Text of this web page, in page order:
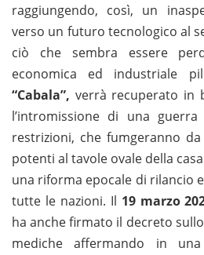
raggiungendo, così, un
verso un futuro tecnologico al
ciò che sembra essere
economica ed industriale
“Cabala”, verrà recuperato in
l’intromissione di una
restrizioni, che fumgeranno
potenti al tavole ovale della
una riforma epocale di rilancio
tutte le nazioni. Il 19 marzo
ha anche firmato il decreto
mediche affermando in